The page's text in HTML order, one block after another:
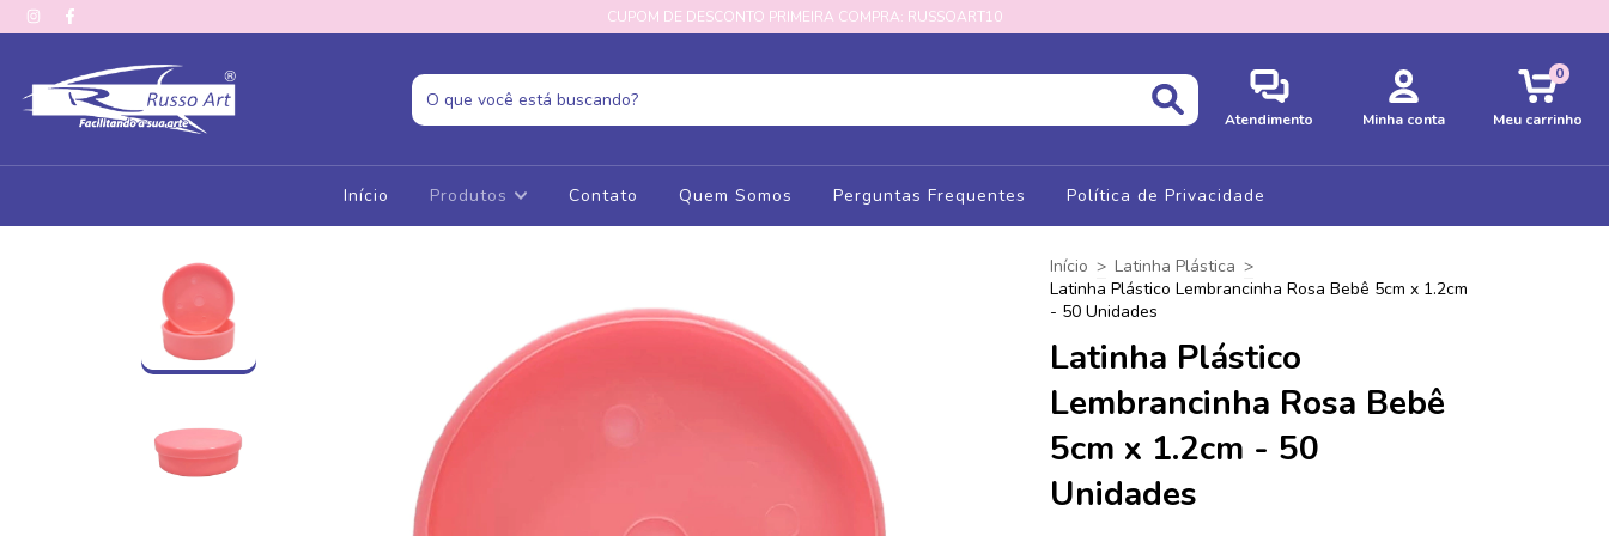
CUPOM DE DESCONTO PRIMEIRA COMPRA: RUSSOART10
Atendimento Minha conta Meu carrinho
0
Início Produtos Contato Quem Somos Perguntas Frequentes Política de Privacidade
Início > Latinha Plástica >
Latinha Plástico Lembrancinha Rosa Bebê 5cm x 1.2cm
- 50 Unidades
Latinha Plástico
Lembrancinha Rosa Bebê
5cm x 1.2cm - 50
Unidades